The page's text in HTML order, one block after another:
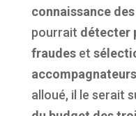
connaissance
pourrait détecter
fraudeset
accompagnateurs
alloué, il le serait